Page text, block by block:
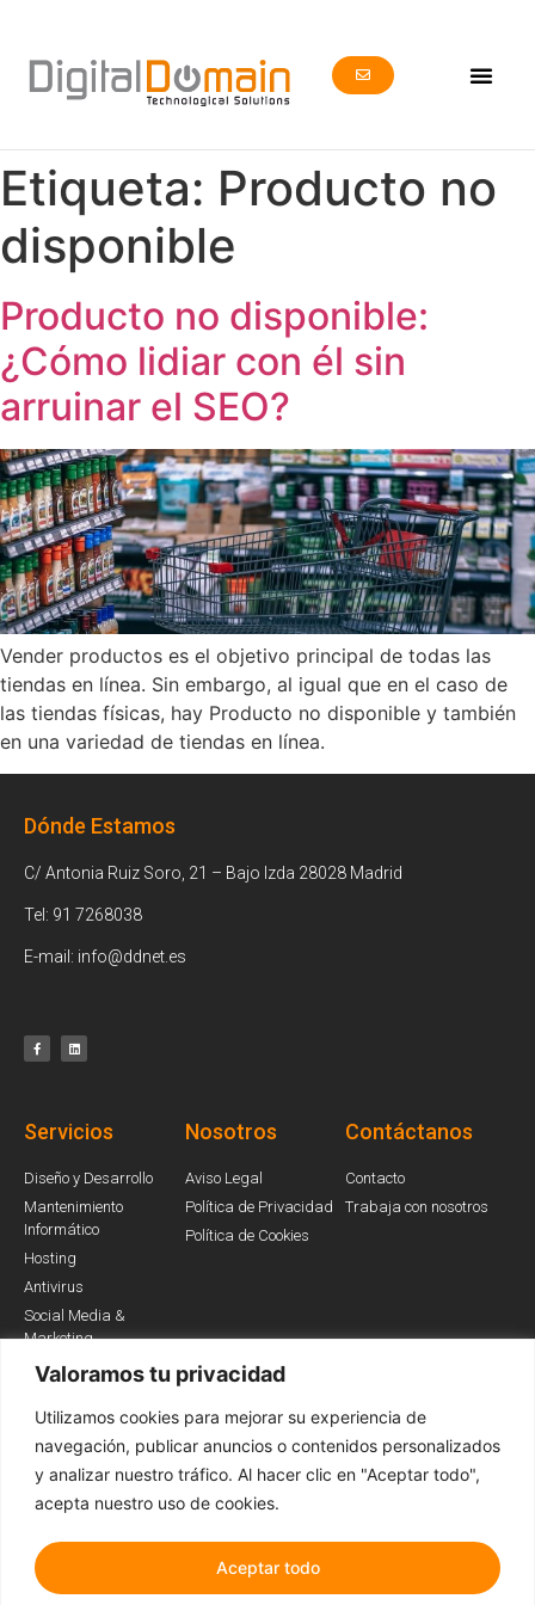
Valoramos tu privacidad
Utilizamos cookies para mejorar su experiencia de
navegación, publicar anuncios o contenidos personalizados
y analizar nuestro tráfico. Al hacer clic en "Aceptar todo",
acepta nuestro uso de cookies.
Aceptar todo
Etiqueta: Producto no
disponible
Producto no disponible:
¿Cómo lidiar con él sin
arruinar el SEO?
Vender productos es el objetivo principal de todas las
tiendas en línea. Sin embargo, al igual que en el caso de
las tiendas físicas, hay Producto no disponible y también
en una variedad de tiendas en línea.
Dónde Estamos
C/ Antonia Ruiz Soro, 21 – Bajo Izda 28028 Madrid
Tel: 91 7268038
E-mail: info@ddnet.es
Servicios
Diseño y Desarrollo
Mantenimiento
Informático
Hosting
Antivirus
Social Media &
Marketing
Nosotros
Aviso Legal
Política de Privacidad
Política de Cookies
Contáctanos
Contacto
Trabaja con nosotros
Somos Partners